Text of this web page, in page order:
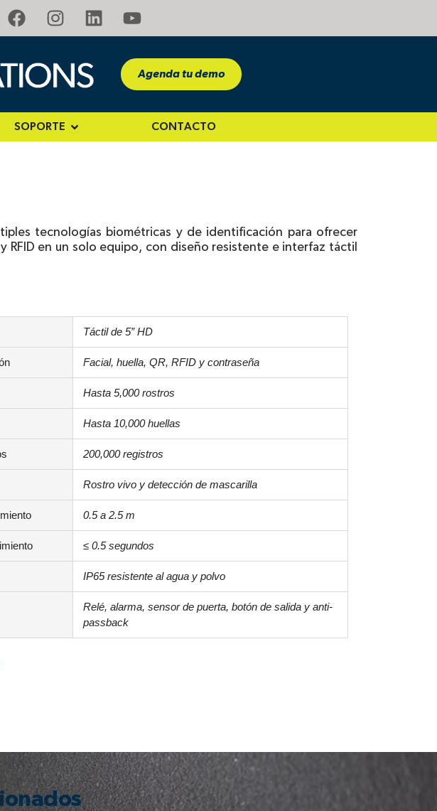
F
a
e
b
o
k
I
n
t
a
r
a
L
i
k
e
i
Y
o
t
u
e
Agenda tu demo
SOPORTE Open SOPORTE CONTACTO
tecnologías biométricas y de identificación para ofrecer
RFID en un solo equipo, con diseño resistente e interfaz táctil
Táctil de 5” HD
Facial, huella, QR, RFID y contraseña
Hasta 5,000 rostros
Hasta 10,000 huellas
200,000 registros
Rostro vivo y detección de mascarilla
0.5 a 2.5 m
≤ 0.5 segundos
IP65 resistente al agua y polvo
Relé, alarma, sensor de puerta, botón de salida y anti-
passback